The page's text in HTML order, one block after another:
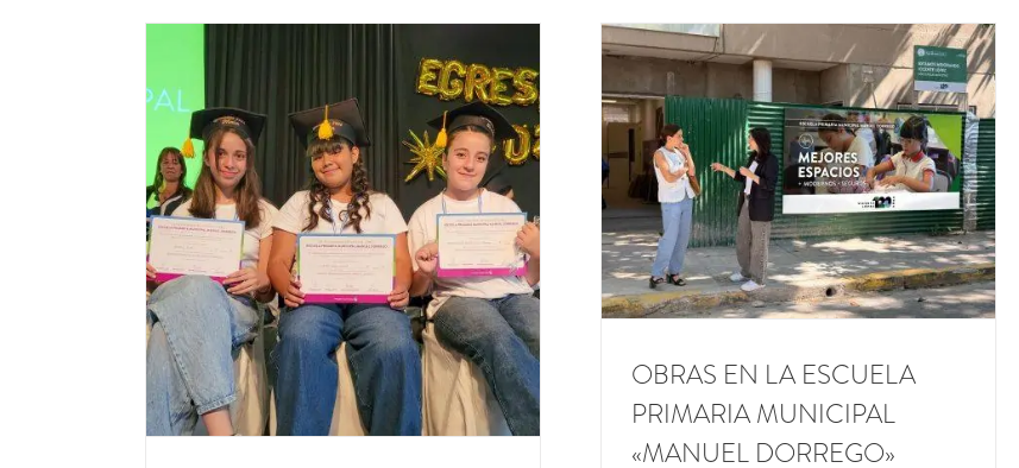
OBRAS EN LA ESCUELA PRIMARIA
MUNICIPAL «MANUEL DORREGO»
Escuela Manuel Dorrego Novedades
OBRAS EN LA ESCUELA
PRIMARIA MUNICIPAL
«MANUEL DORREGO»
GRANDES LOGROS DE LA EMPAS EN LAS
PRUEBAS APRENDER 2024
Escuela Municipal Paula A. de Sarmiento Novedades